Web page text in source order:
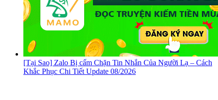
[Tại Sao] Zalo Bị cấm Chặn Tin Nhắn Của Người Lạ – Cách
Khắc Phục Chi Tiết Update 08/2026